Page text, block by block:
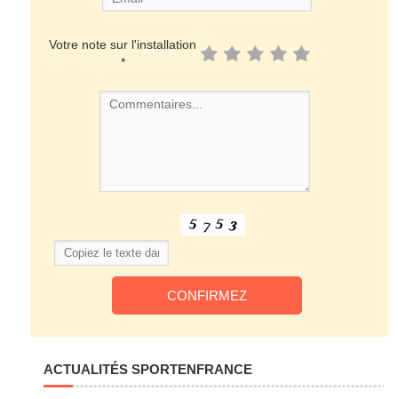
Votre note sur l'installation
*
ACTUALITÉS SPORTENFRANCE